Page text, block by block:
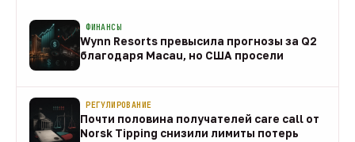
ФИНАНСЫ
Wynn Resorts превысила прогнозы за Q2
благодаря Macau, но США просели
РЕГУЛИРОВАНИЕ
Почти половина получателей care call от
Norsk Tipping снизили лимиты потерь